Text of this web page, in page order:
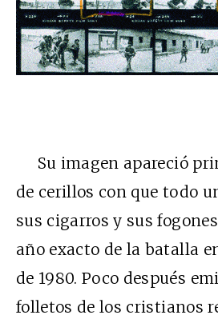
Su imagen apareció
de cerillos con que todo
sus cigarros y sus
año exacto de la batalla
de 1980. Poco después
folletos de los cristianos